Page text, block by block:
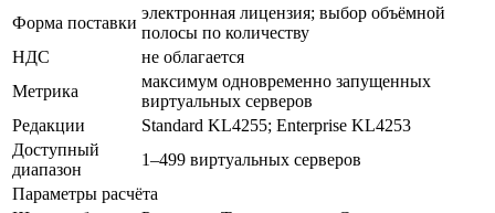
Форма поставки
электронная лицензия; выбор объёмной
полосы по количеству
НДС
не облагается
Метрика
максимум одновременно запущенных
виртуальных серверов
Редакции
Standard KL4255; Enterprise KL4253
Доступный
диапазон
1–499 виртуальных серверов
Параметры расчёта